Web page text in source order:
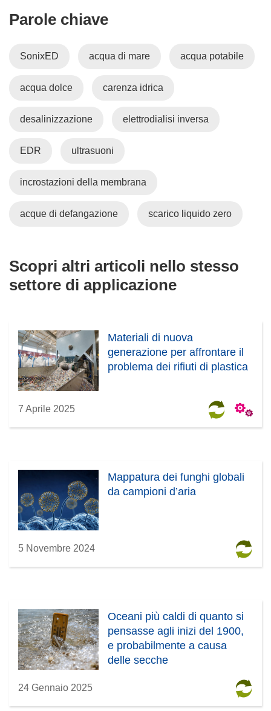
n
v
f
n
s
Parole chiave
SonixED acqua di mare acqua potabile
acqua dolce carenza idrica
desalinizzazione elettrodialisi inversa
EDR ultrasuoni
incrostazioni della membrana
acque di defangazione scarico liquido zero
Scopri altri articoli nello stesso
settore di applicazione
Materiali di nuova
generazione per affrontare il
problema dei rifiuti di plastica
7 Aprile 2025
Mappatura dei funghi globali
da campioni d’aria
5 Novembre 2024
Oceani più caldi di quanto si
pensasse agli inizi del 1900,
e probabilmente a causa
delle secche
24 Gennaio 2025